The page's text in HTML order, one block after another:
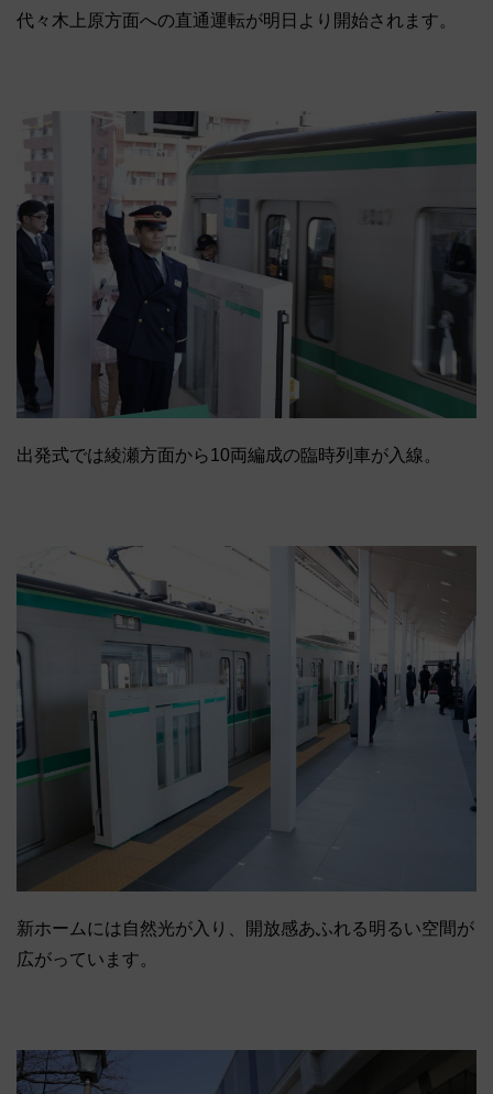
代々木上原方面への直通運転が明日より開始されます。
出発式では綾瀬方面から10両編成の臨時列車が入線。
新ホームには自然光が入り、開放感あふれる明るい空間が
広がっています。